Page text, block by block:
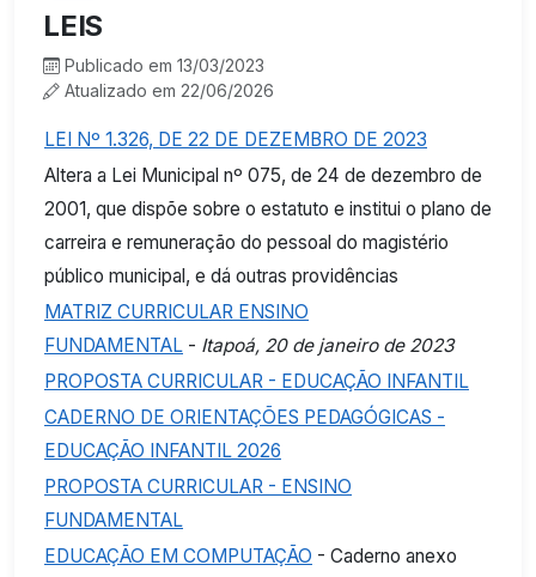
LEIS
Publicado em 13/03/2023
Atualizado em 22/06/2026
LEI Nº 1.326, DE 22 DE DEZEMBRO DE 2023
Altera a Lei Municipal nº 075, de 24 de dezembro de
2001, que dispõe sobre o estatuto e institui o plano de
carreira e remuneração do pessoal do magistério
público municipal, e dá outras providências
MATRIZ CURRICULAR ENSINO
FUNDAMENTAL - Itapoá, 20 de janeiro de 2023
PROPOSTA CURRICULAR - EDUCAÇÃO INFANTIL
CADERNO DE ORIENTAÇÕES PEDAGÓGICAS -
EDUCAÇÃO INFANTIL 2026
PROPOSTA CURRICULAR - ENSINO
FUNDAMENTAL
EDUCAÇÃO EM COMPUTAÇÃO - Caderno anexo